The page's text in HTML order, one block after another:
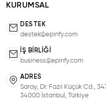
KURUMSAL
DESTEK
destek@epinfy.com
İŞ BIRLIĞI
business@epinfy.com
ADRES
Saray, Dr. Fazıl Küçük Cd.,
34000 İstanbul, Türkiye